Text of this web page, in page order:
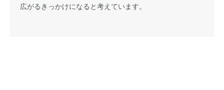
広がるきっかけになると考えています。